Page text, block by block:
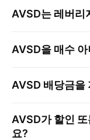
AVSD는 레버리
AVSD을 매수
AVSD 배당금을
AVSD가 할인
요?